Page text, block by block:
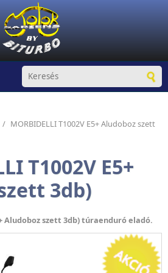
/ MORBIDELLI T1002V E5+ Aludoboz szett
T1002V E5+
3db)
Aludoboz szett 3db) túraenduró eladó.